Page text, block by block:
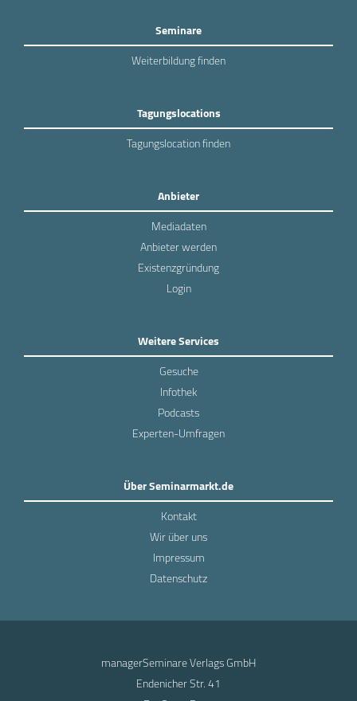
Seminare
Weiterbildung finden
Tagungslocations
Tagungslocation finden
Anbieter
Mediadaten
Anbieter werden
Existenzgründung
Login
Weitere Services
Gesuche
Infothek
Podcasts
Experten-Umfragen
Über Seminarmarkt.de
Kontakt
Wir über uns
Impressum
Datenschutz
managerSeminare Verlags GmbH
Endenicher Str. 41